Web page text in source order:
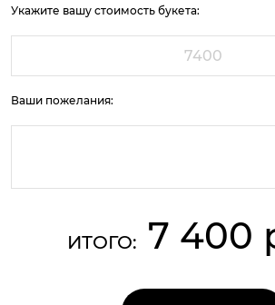
Укажите вашу стоимость букета:
Ваши пожелания:
ИТОГО: 7 400